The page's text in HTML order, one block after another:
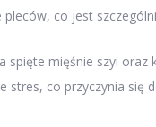
co jest
spięte mięśnie szyi oraz
stres, co przyczynia się